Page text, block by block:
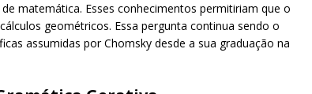
matemática. Esses conhecimentos permitiriam que o
geométricos. Essa pergunta continua sendo o
assumidas por Chomsky desde a sua graduação na